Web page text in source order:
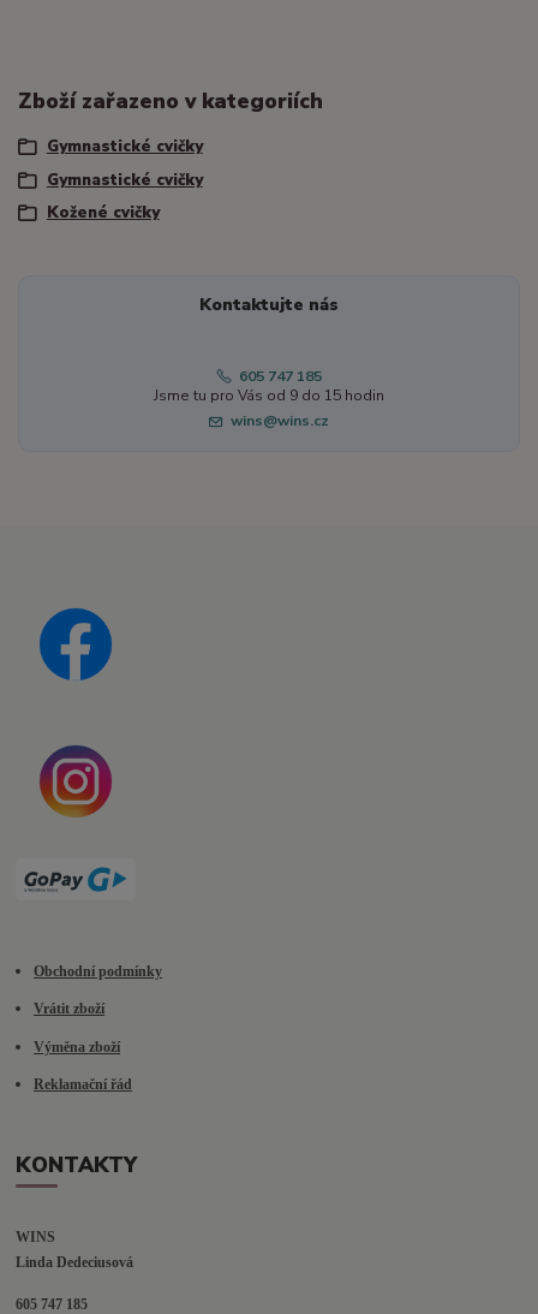
Zboží zařazeno v kategoriích
Gymnastické cvičky
Gymnastické cvičky
Kožené cvičky
Kontaktujte nás
605 747 185
Jsme tu pro Vás od 9 do 15 hodin
wins@wins.cz
Obchodní podmínky
Vrátit zboží
Výměna zboží
Reklamační řád
KONTAKTY
WINS
Linda Dedeciusová
605 747 185